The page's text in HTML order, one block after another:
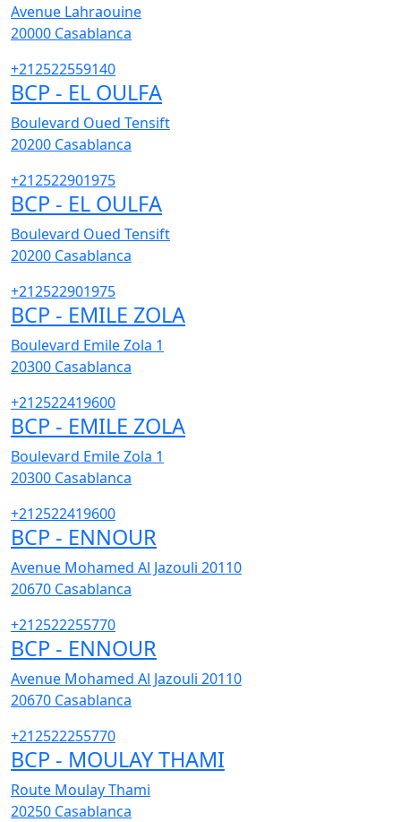
Avenue Lahraouine
20000 Casablanca
+212522559140
BCP - EL OULFA
Boulevard Oued Tensift
20200 Casablanca
+212522901975
BCP - EL OULFA
Boulevard Oued Tensift
20200 Casablanca
+212522901975
BCP - EMILE ZOLA
Boulevard Emile Zola 1
20300 Casablanca
+212522419600
BCP - EMILE ZOLA
Boulevard Emile Zola 1
20300 Casablanca
+212522419600
BCP - ENNOUR
Avenue Mohamed Al Jazouli 20110
20670 Casablanca
+212522255770
BCP - ENNOUR
Avenue Mohamed Al Jazouli 20110
20670 Casablanca
+212522255770
BCP - MOULAY THAMI
Route Moulay Thami
20250 Casablanca